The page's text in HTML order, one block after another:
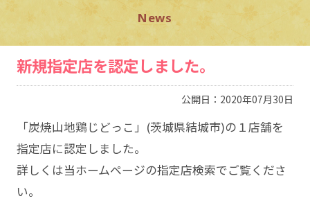
News
新規指定店を認定しました。
公開日：2020年07月30日
「炭焼山地鶏じどっこ」(茨城県結城市)の１店舗を
指定店に認定しました。
詳しくは当ホームページの指定店検索でご覧くださ
い。